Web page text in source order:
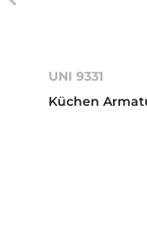
UNI 9331
Küchen